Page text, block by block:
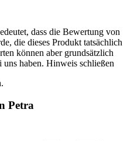
dass die Bewertung von
die dieses Produkt tatsächlich
können aber grundsätzlich
haben. Hinweis schließen
Petra